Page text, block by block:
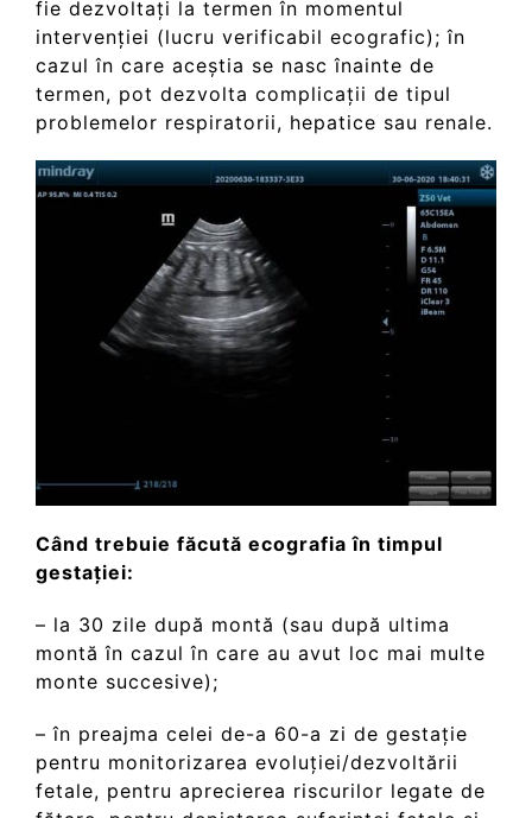
fie dezvoltați la termen în momentul
intervenției (lucru verificabil ecografic); în
cazul în care aceștia se nasc înainte de
termen, pot dezvolta complicații de tipul
problemelor respiratorii, hepatice sau renale.
Când trebuie făcută ecografia în timpul
gestației:
– la 30 zile după montă (sau după ultima
montă în cazul în care au avut loc mai multe
monte succesive);
– în preajma celei de-a 60-a zi de gestație
pentru monitorizarea evoluției/dezvoltării
fetale, pentru aprecierea riscurilor legate de